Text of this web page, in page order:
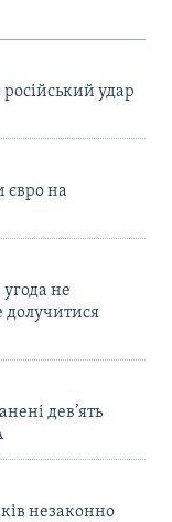
удар
євро на
не
долучитися
дев’ять
незаконно